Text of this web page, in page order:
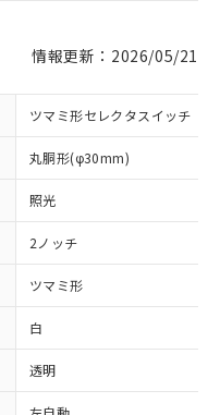
情報更新：2026/05/21
ツマミ形セレクタスイッチ
丸胴形(φ30mm)
照光
2ノッチ
ツマミ形
白
透明